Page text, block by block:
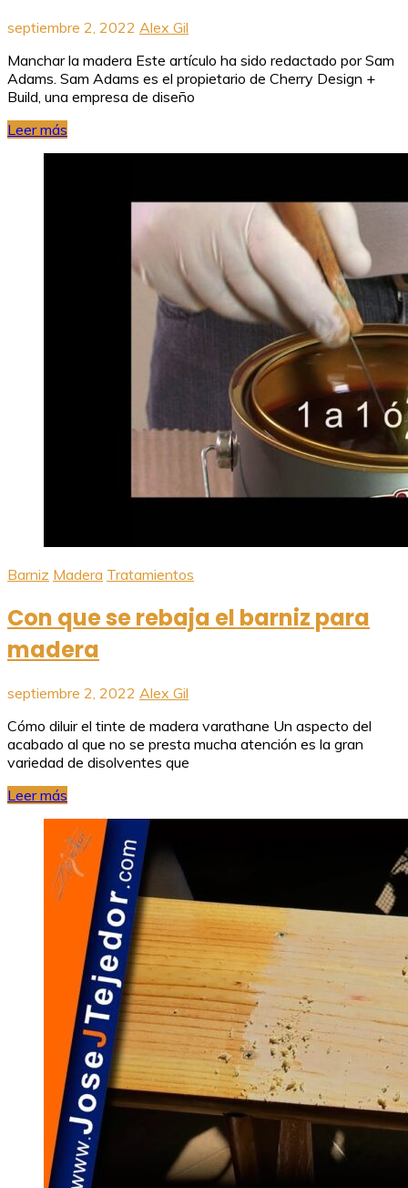
septiembre 2, 2022 Alex Gil
Manchar la madera Este artículo ha sido redactado por Sam
Adams. Sam Adams es el propietario de Cherry Design +
Build, una empresa de diseño
Leer más
Barniz Madera Tratamientos
Con que se rebaja el barniz para
madera
septiembre 2, 2022 Alex Gil
Cómo diluir el tinte de madera varathane Un aspecto del
acabado al que no se presta mucha atención es la gran
variedad de disolventes que
Leer más